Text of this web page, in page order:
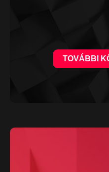
TOVÁBBI